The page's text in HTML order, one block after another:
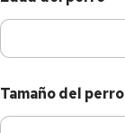
Tamaño del perro